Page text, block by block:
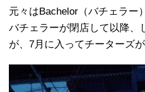
元々はBachelor（バチェラー
バチェラーが閉店して以降、
が、7月に入ってチーターズが